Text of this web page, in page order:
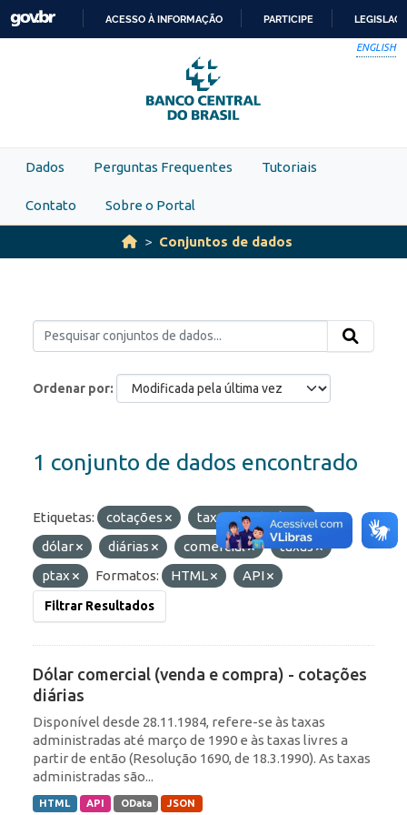
Skip to main content
PARA
O
CONTEÚDO
ACESSO À INFORMAÇÃO PARTICIPE
ENGLISH
Dados Perguntas Frequentes Tutoriais
Contato Sobre o Portal
Conjuntos de dados
Ordenar por
1 conjunto de dados encontrado
Etiquetas: cotações
taxas de câmbio
dólar
diárias comercial
taxas
ptax
Formatos: HTML API
Filtrar Resultados
Dólar comercial (venda e compra) - cotações
diárias
Disponível desde 28.11.1984, refere-se às taxas
administradas até março de 1990 e às taxas livres a
partir de então (Resolução 1690, de 18.3.1990). As taxas
administradas são...
HTML API OData JSON